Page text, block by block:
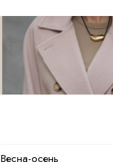
Весна-осень